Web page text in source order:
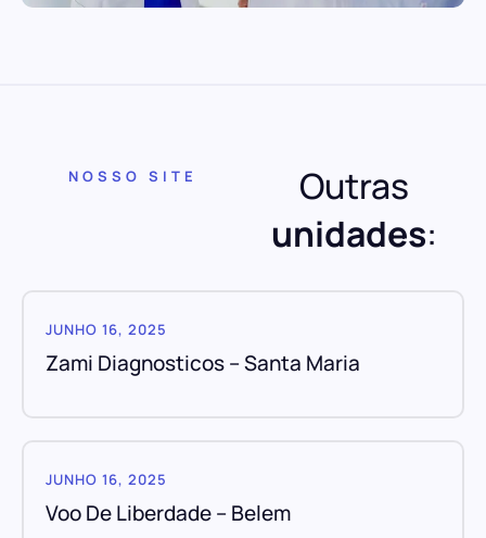
NOSSO SITE
Outras
unidades:
JUNHO 16, 2025
Zami Diagnosticos – Santa Maria
JUNHO 16, 2025
Voo De Liberdade – Belem